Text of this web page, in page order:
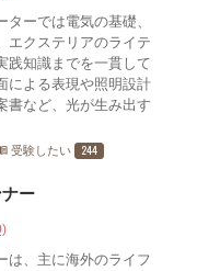
ーでは電気の基礎、
エクステリアのライテ
践知識までを一貫して
による表現や照明設計
書など、光が生み出す
受験したい 244
ー
は、主に海外のライフ